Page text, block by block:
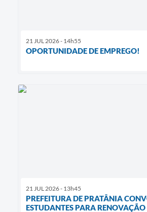
21 JUL 2026 - 14h55
OPORTUNIDADE DE EMPREGO!
21 JUL 2026 - 13h45
PREFEITURA DE PRATÂNIA
ESTUDANTES PARA